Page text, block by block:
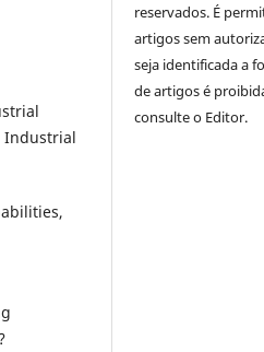
Industrial
reservados. É
artigos sem
seja identificada a
de artigos é
consulte o Editor.